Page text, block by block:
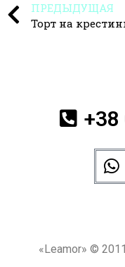
ПРЕДЫДУЩАЯ
+38
«Leamor» ©